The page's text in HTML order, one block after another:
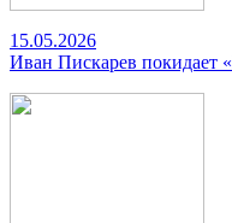
15.05.2026
Иван Пискарев покидает